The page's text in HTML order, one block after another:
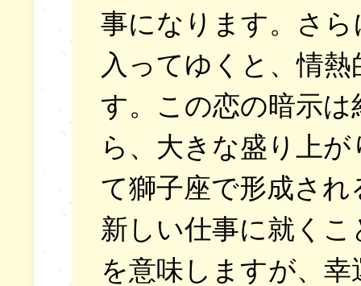
事になります。さ
入ってゆくと、情
す。この恋の暗示
ら、大きな盛り上
て獅子座で形成さ
新しい仕事に就く
を意味しますが、